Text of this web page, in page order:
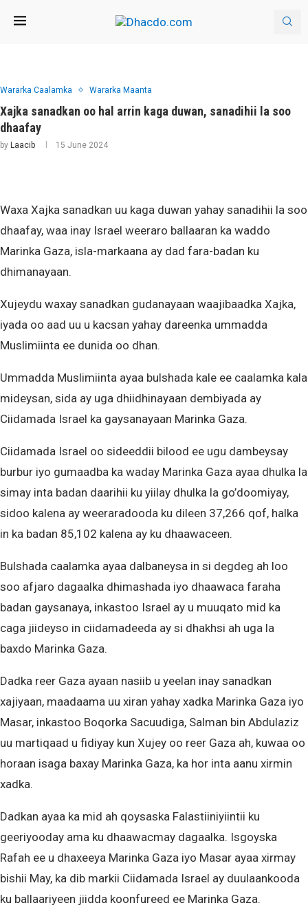
Wararka Caalamka Wararka Maanta
Xajka sanadkan oo hal arrin kaga duwan, sanadihii la soo
dhaafay
by Laacib 15 June 2024
Waxa Xajka sanadkan uu kaga duwan yahay sanadihii la soo
dhaafay, waa inay Israel weeraro ballaaran ka waddo
Marinka Gaza, isla-markaana ay dad fara-badan ku
dhimanayaan.
Xujeydu waxay sanadkan gudanayaan waajibaadka Xajka,
iyada oo aad uu u kacsan yahay dareenka ummadda
Muslimiinta ee dunida oo dhan.
Ummadda Muslimiinta ayaa bulshada kale ee caalamka kala
mideysan, sida ay uga dhiidhinayaan dembiyada ay
Ciidamada Israel ka gaysanayaan Marinka Gaza.
Ciidamada Israel oo sideeddii bilood ee ugu dambeysay
burbur iyo gumaadba ka waday Marinka Gaza ayaa dhulka la
simay inta badan daarihii ku yiilay dhulka la go’doomiyay,
sidoo kalena ay weeraradooda ku dileen 37,266 qof, halka
in ka badan 85,102 kalena ay ku dhaawaceen.
Bulshada caalamka ayaa dalbaneysa in si degdeg ah loo
soo afjaro dagaalka dhimashada iyo dhaawaca faraha
badan gaysanaya, inkastoo Israel ay u muuqato mid ka
caga jiideyso in ciidamadeeda ay si dhakhsi ah uga la
baxdo Marinka Gaza.
Dadka reer Gaza ayaan nasiib u yeelan inay sanadkan
xajiyaan, maadaama uu xiran yahay xadka Marinka Gaza iyo
Masar, inkastoo Boqorka Sacuudiga, Salman bin Abdulaziz
uu martiqaad u fidiyay kun Xujey oo reer Gaza ah, kuwaa oo
horaan isaga baxay Marinka Gaza, ka hor inta aanu xirmin
xadka.
Dadkan ayaa ka mid ah qoysaska Falastiiniyiintii ku
geeriyooday ama ku dhaawacmay dagaalka. Isgoyska
Rafah ee u dhaxeeya Marinka Gaza iyo Masar ayaa xirmay
bishii May, ka dib markii Ciidamada Israel ay duulaankooda
ku ballaariyeen jiidda koonfureed ee Marinka Gaza.